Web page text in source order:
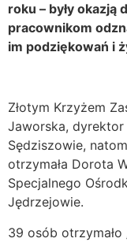
roku – były okazją
pracownikom
im podziękowań i
Złotym Krzyżem
Jaworska,
Sędziszowie,
otrzymała Dorota
Specjalnego
Jędrzejowie.
39 osób otrzymało